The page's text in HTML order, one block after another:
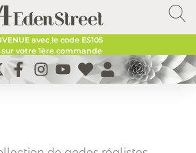
avec le code ES105
sur votre 1ère commande